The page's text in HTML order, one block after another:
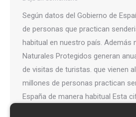
Según datos del Gobierno de
de personas que practican
habitual en nuestro país. Además
Naturales Protegidos generan
de visitas de turistas. que vienen al
millones de personas practican
España de manera habitual Esta